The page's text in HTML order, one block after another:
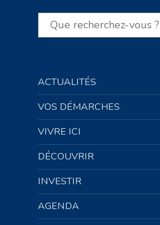
Rechercher
ACTUALITÉS
VOS DÉMARCHES
VIVRE ICI
DÉCOUVRIR
INVESTIR
AGENDA